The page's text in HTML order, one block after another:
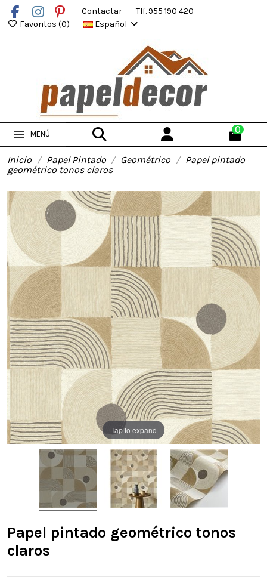
Contactar
Tlf. 955 190 420
Favoritos (0) Español
MENÚ 0
Inicio Papel Pintado Geométrico
Papel pintado
geométrico tonos claros
Tap to expand
Papel pintado geométrico tonos
claros